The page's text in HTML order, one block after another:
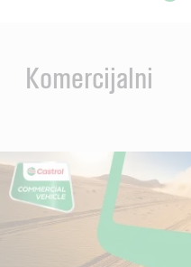
Komercijalni